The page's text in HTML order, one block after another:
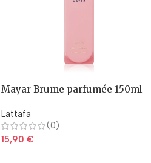
Mayar Brume parfumée 150ml
Lattafa
(0)
15,90€